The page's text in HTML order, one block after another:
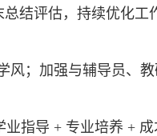
结评估，持续优化工
风；加强与辅导员、
业指导 + 专业培养 + 成